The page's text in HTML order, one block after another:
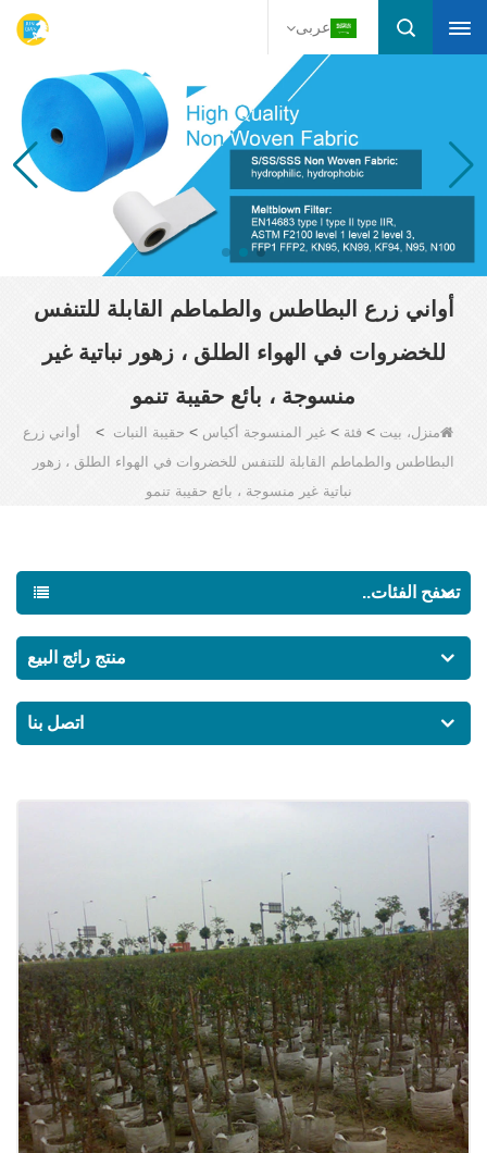
عربى
أواني زرع البطاطس والطماطم القابلة للتنفس
للخضروات في الهواء الطلق ، زهور نباتية غير
منسوجة ، بائع حقيبة تنمو
منزل، بيت > فئة > غير المنسوجة أكياس > حقيبة النبات >
أواني زرع
البطاطس والطماطم القابلة للتنفس للخضروات في الهواء الطلق ، زهور
نباتية غير منسوجة ، بائع حقيبة تنمو
تصفح الفئات..
منتج رائج البيع
اتصل بنا